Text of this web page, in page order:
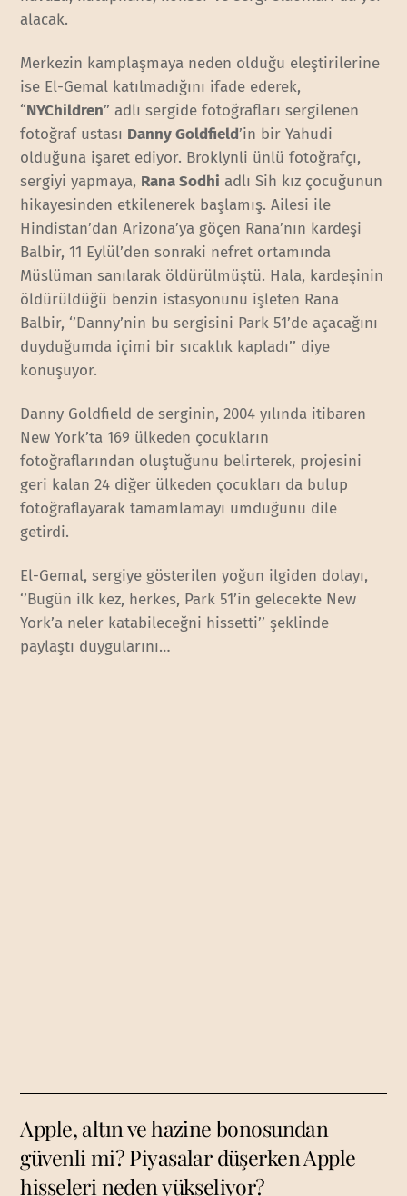
alacak.
Merkezin kamplaşmaya neden olduğu eleştirilerine
ise El-Gemal katılmadığını ifade ederek,
“NYChildren” adlı sergide fotoğrafları sergilenen
fotoğraf ustası Danny Goldfield’in bir Yahudi
olduğuna işaret ediyor. Broklynli ünlü fotoğrafçı,
sergiyi yapmaya, Rana Sodhi adlı Sih kız çocuğunun
hikayesinden etkilenerek başlamış. Ailesi ile
Hindistan’dan Arizona’ya göçen Rana’nın kardeşi
Balbir, 11 Eylül’den sonraki nefret ortamında
Müslüman sanılarak öldürülmüştü. Hala, kardeşinin
öldürüldüğü benzin istasyonunu işleten Rana
Balbir, ‘’Danny’nin bu sergisini Park 51’de açacağını
duyduğumda içimi bir sıcaklık kapladı’’ diye
konuşuyor.
Danny Goldfield de serginin, 2004 yılında itibaren
New York’ta 169 ülkeden çocukların
fotoğraflarından oluştuğunu belirterek, projesini
geri kalan 24 diğer ülkeden çocukları da bulup
fotoğraflayarak tamamlamayı umduğunu dile
getirdi.
El-Gemal, sergiye gösterilen yoğun ilgiden dolayı,
‘’Bugün ilk kez, herkes, Park 51’in gelecekte New
York’a neler katabileceğni hissetti’’ şeklinde
paylaştı duygularını…
Apple, altın ve hazine bonosundan
güvenli mi? Piyasalar düşerken Apple
hisseleri neden yükseliyor?